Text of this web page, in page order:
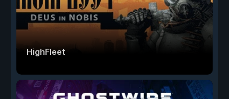
HighFleet